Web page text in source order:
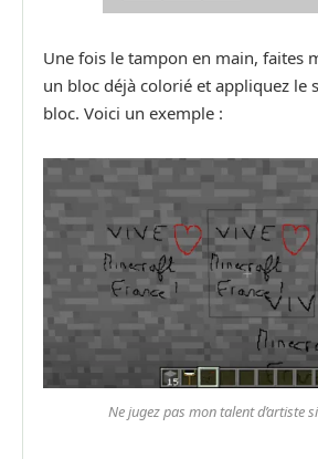
Une fois le tampon en main, faites
un bloc déjà colorié et appliquez le
bloc. Voici un exemple :
Ne jugez pas mon talent d’artiste